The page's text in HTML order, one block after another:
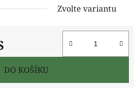
Zvolte variantu
DO KOŠÍKU